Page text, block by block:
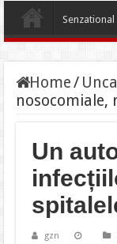
Senzational
Home/
nosocomiale,
Un
gzn